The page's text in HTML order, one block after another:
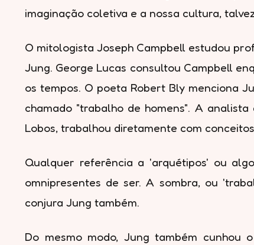
imaginação coletiva e a nossa cultura,
O mitologista Joseph Campbell estudou
Jung. George Lucas consultou Campbell
os tempos. O poeta Robert Bly menciona
chamado "trabalho de homens". A
Lobos, trabalhou diretamente com
Qualquer referência a 'arquétipos' ou
omnipresentes de ser. A sombra, ou
conjura Jung também.
Do mesmo modo, Jung também cunhou